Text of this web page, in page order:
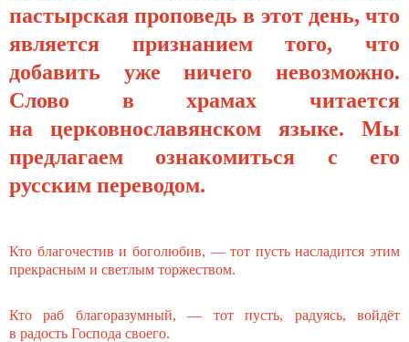
пастырская проповедь в этот день, что
является признанием того, что
добавить уже ничего невозможно.
Слово в храмах читается
на церковнославянском языке. Мы
предлагаем ознакомиться с его
русским переводом.
Кто благочестив и боголюбив, — тот пусть насладится этим
прекрасным и светлым торжеством.
Кто раб благоразумный, — тот пусть, радуясь, войдёт
в радость Господа своего.